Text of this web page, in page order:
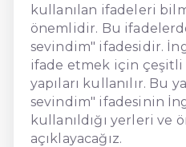
kullanılan ifadeleri
önemlidir. Bu
sevindim" ifadesidir.
ifade etmek için
yapıları kullanılır. Bu
sevindim" ifadesinin
kullanıldığı yerleri ve
açıklayacağız.